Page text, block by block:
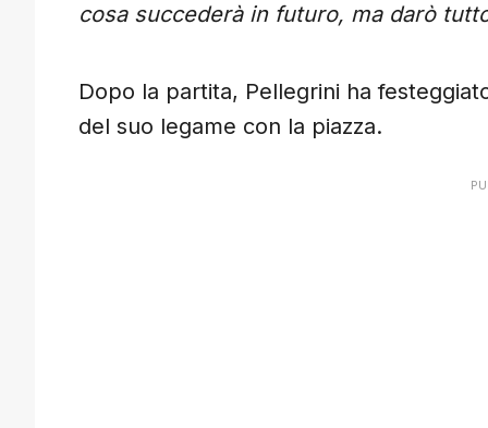
cosa succederà in futuro, ma darò
Dopo la partita, Pellegrini ha
del suo legame con la piazza.